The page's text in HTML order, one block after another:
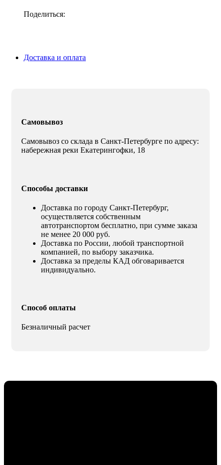
Поделиться:
Доставка и оплата
Самовывоз
Самовывоз со склада в Санкт-Петербурге по адресу:
набережная реки Екатерингофки, 18
Способы доставки
Доставка по городу Санкт-Петербург,
осуществляется собственным
автотранспортом бесплатно, при сумме заказа
не менее 20 000 руб.
Доставка по России, любой транспортной
компанией, по выбору заказчика.
Доставка за пределы КАД обговаривается
индивидуально.
Способ оплаты
Безналичный расчет